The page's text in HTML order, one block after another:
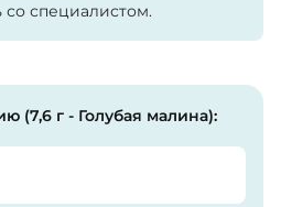
со специалистом.
(7,6 г - Голубая малина):